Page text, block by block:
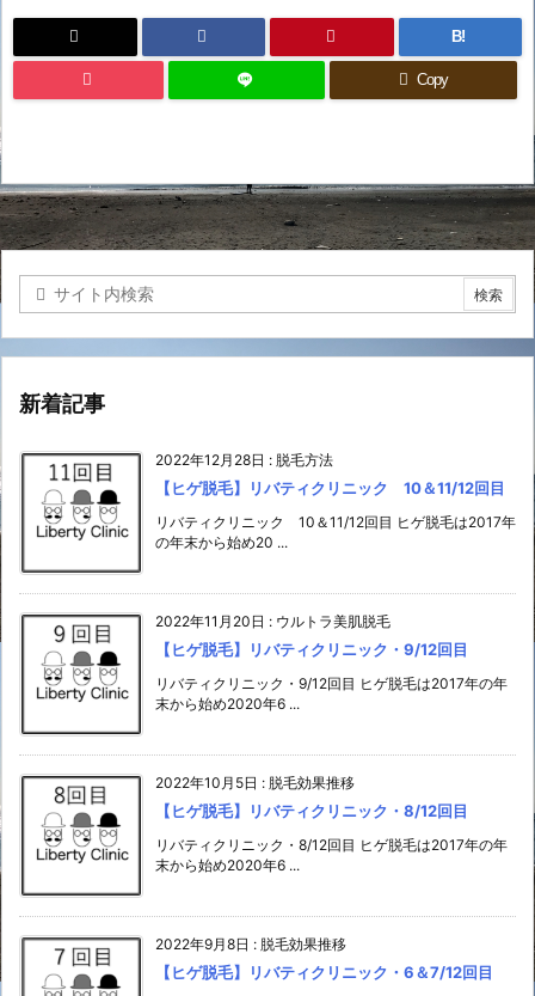
B!
Copy
新着記事
2022年12月28日 : 脱毛方法
【ヒゲ脱毛】リバティクリニック 10＆11/12回目
リバティクリニック 10＆11/12回目 ヒゲ脱毛は2017年
の年末から始め20 ...
2022年11月20日 : ウルトラ美肌脱毛
【ヒゲ脱毛】リバティクリニック・9/12回目
リバティクリニック・9/12回目 ヒゲ脱毛は2017年の年
末から始め2020年6 ...
2022年10月5日 : 脱毛効果推移
【ヒゲ脱毛】リバティクリニック・8/12回目
リバティクリニック・8/12回目 ヒゲ脱毛は2017年の年
末から始め2020年6 ...
2022年9月8日 : 脱毛効果推移
【ヒゲ脱毛】リバティクリニック・6＆7/12回目